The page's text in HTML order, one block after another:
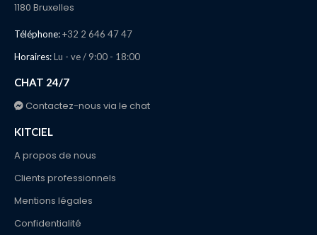
1180 Bruxelles
Téléphone:+32 2 646 47 47
Horaires:Lu - ve / 9:00 - 18:00
CHAT 24/7
Contactez-nous via le chat
KITCIEL
A propos de nous
Clients professionnels
Mentions légales
Confidentialité